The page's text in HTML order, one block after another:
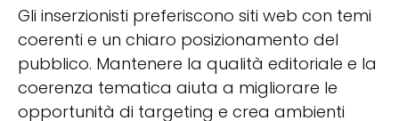
Gli inserzionisti preferiscono siti web con temi
coerenti e un chiaro posizionamento del
pubblico. Mantenere la qualità editoriale e la
coerenza tematica aiuta a migliorare le
opportunità di targeting e crea ambienti